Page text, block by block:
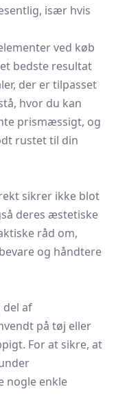
især hvis
ved køb
bedste resultat
der er tilpasset
hvor du kan
prismæssigt, og
rustet til din
sikrer ikke blot
deres æstetiske
råd om,
og håndtere
del af
på tøj eller
For at sikre, at
nogle enkle